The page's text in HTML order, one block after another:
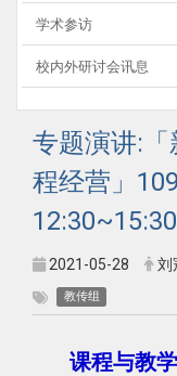
学术参访
校内外研讨会讯息
专题演讲:
程经营」
12:30~15:30
2021-05-28 刘
教传组
课程与教